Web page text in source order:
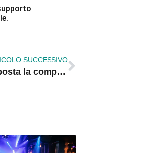
SUCCESSIVO
Centri per l’impiego, proposta la competenza regionale